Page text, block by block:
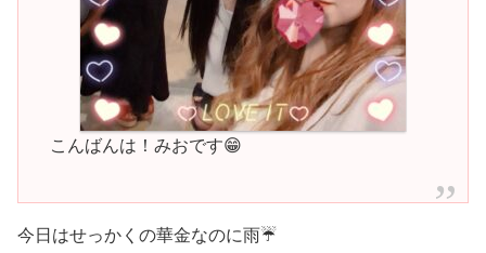
こんばんは！みおです😁
今日はせっかくの華金なのに雨☔️